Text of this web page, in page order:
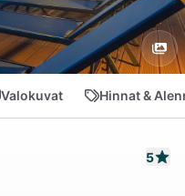
Valokuvat Hinnat &
5